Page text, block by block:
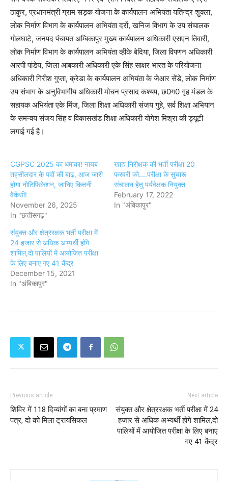
ठाकुर, प्रधानमंत्री ग्राम सड़क योजना के कार्यपालन अभियंता यतिन्द्र शुक्ला,
लोक निर्माण विभाग के कार्यपालन अभियंता दर्रो, खनिज विभाग के उप संचालक
गोलघाटे, जनपद पंचायत अम्बिकापुर मुख्य कार्यपालन अधिकारी एसएन तिवारी,
लोक निर्माण विभाग के कार्यपालन अभियंता व्हीके बेदिया, जिला विपणन अधिकारी
आरपी पांडेय, जिला आबकारी अधिकारी एके सिंह साक्षर भारत के परियोजना
अधिकारी गिरीश गुप्ता, क्रेडा के कार्यपालन अभियंता के जेआर सेंडे, लोक निर्माण
उप संभाग के अनुविभागीय अधिकारी मोचन प्रसाद कश्यप, छ0ग0 गृह मंडल के
सहायक अभियंता एके मिंज, जिला शिक्षा अधिकारी संजय गुहे, सर्व शिक्षा अभियान
के समन्वय संजय सिंह व विकासखंड शिक्षा अधिकारी योगेश मिश्रा की ड्यूटी
लगाई गई है।
CGPSC 2025 का धमाका! नायब
तहसीलदार के पदों की बाढ़, आज जारी
होगा नोटिफिकेशन, जानिए कितनी
वैकेंसी!
November 26, 2025
In "छत्तीसगढ़"
खाद्य निरीक्षक की भर्ती परीक्षा 20
फरवरी को....परीक्षा के सुचारू
संचालन हेतु पर्यवेक्षक नियुक्त
February 17, 2022
In "अंबिकापुर"
संयुक्त और क्षेत्ररक्षक भर्ती परीक्षा में
24 हजार से अधिक अभ्यर्थी होंगे
शामिल,दो पालियों में आयोजित परीक्षा
के लिए बनाए गए 41 केंद्र
December 15, 2021
In "अंबिकापुर"
Previous article
शिविर में 118 दिव्यांगों का बना प्रमाण
पत्र, दो को मिला ट्रायसिकल
Next article
संयुक्त और क्षेत्ररक्षक भर्ती परीक्षा में 24
हजार से अधिक अभ्यर्थी होंगे शामिल,दो
पालियों में आयोजित परीक्षा के लिए बनाए
गए 41 केंद्र